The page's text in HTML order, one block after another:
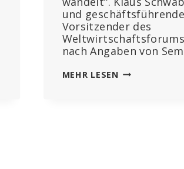
und
Vorsitzender des
Weltwirtschaftsforums
nach Angaben von
MEHR LESENKLAUS